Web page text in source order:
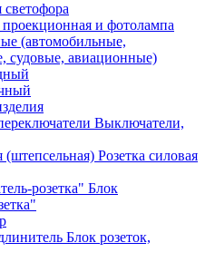
и фотолампа
(автомобильные,
судовые, авиационные)
Выключатели,
Розетка силовая
Блок
Блок розеток,